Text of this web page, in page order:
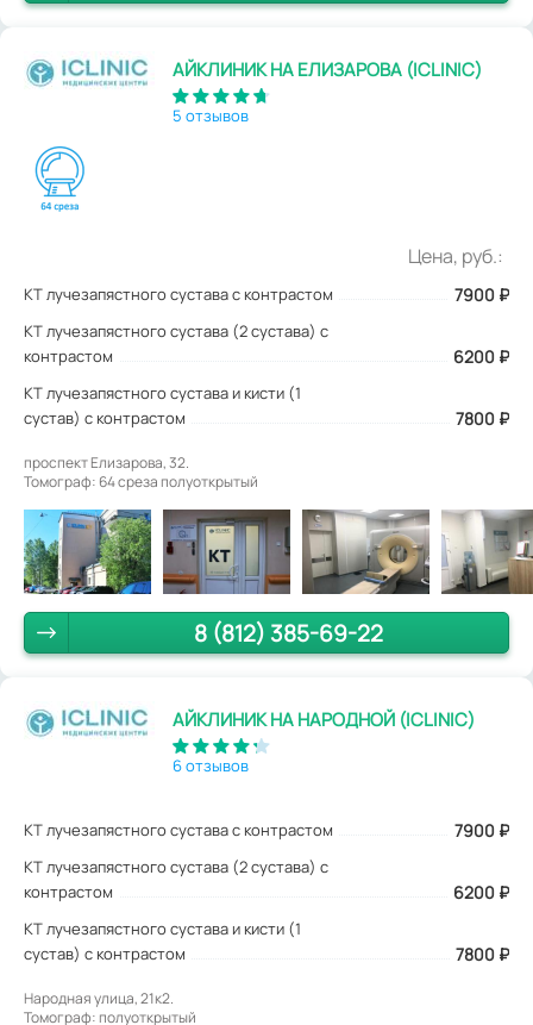
АЙКЛИНИК НА ЕЛИЗАРОВА (ICLINIC)
5 отзывов
Цена, руб.:
КТ лучезапястного сустава с контрастом 7900 ₽
КТ лучезапястного сустава (2 сустава) с
контрастом
6200 ₽
КТ лучезапястного сустава и кисти (1
сустав) с контрастом
7800 ₽
проспект Елизарова, 32.
Томограф: 64 среза полуоткрытый
8 (812) 385-69-22
АЙКЛИНИК НА НАРОДНОЙ (ICLINIC)
6 отзывов
КТ лучезапястного сустава с контрастом 7900 ₽
КТ лучезапястного сустава (2 сустава) с
контрастом
6200 ₽
КТ лучезапястного сустава и кисти (1
сустав) с контрастом
7800 ₽
Народная улица, 21к2.
Томограф: полуоткрытый